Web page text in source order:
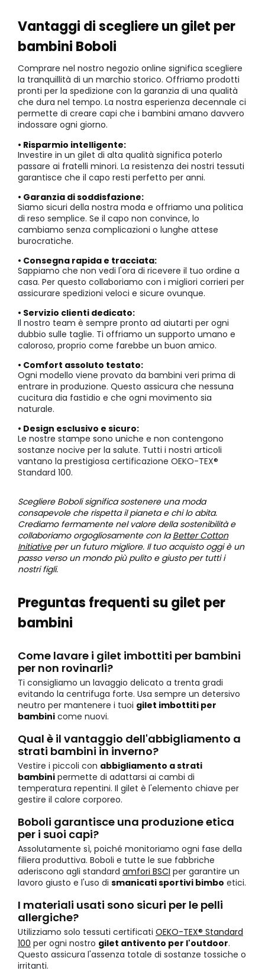
Vantaggi di scegliere un gilet per
bambini Boboli
Comprare nel nostro negozio online significa scegliere
la tranquillità di un marchio storico. Offriamo prodotti
pronti per la spedizione con la garanzia di una qualità
che dura nel tempo. La nostra esperienza decennale ci
permette di creare capi che i bambini amano davvero
indossare ogni giorno.
• Risparmio intelligente:
Investire in un gilet di alta qualità significa poterlo
passare ai fratelli minori. La resistenza dei nostri tessuti
garantisce che il capo resti perfetto per anni.
• Garanzia di soddisfazione:
Siamo sicuri della nostra moda e offriamo una politica
di reso semplice. Se il capo non convince, lo
cambiamo senza complicazioni o lunghe attese
burocratiche.
• Consegna rapida e tracciata:
Sappiamo che non vedi l'ora di ricevere il tuo ordine a
casa. Per questo collaboriamo con i migliori corrieri per
assicurare spedizioni veloci e sicure ovunque.
• Servizio clienti dedicato:
Il nostro team è sempre pronto ad aiutarti per ogni
dubbio sulle taglie. Ti offriamo un supporto umano e
caloroso, proprio come farebbe un buon amico.
• Comfort assoluto testato:
Ogni modello viene provato da bambini veri prima di
entrare in produzione. Questo assicura che nessuna
cucitura dia fastidio e che ogni movimento sia
naturale.
• Design esclusivo e sicuro:
Le nostre stampe sono uniche e non contengono
sostanze nocive per la salute. Tutti i nostri articoli
vantano la prestigiosa certificazione OEKO-TEX®
Standard 100.
Scegliere Boboli significa sostenere una moda
consapevole che rispetta il pianeta e chi lo abita.
Crediamo fermamente nel valore della sostenibilità e
collaboriamo orgogliosamente con laBetter Cotton
Initiativeper un futuro migliore. Il tuo acquisto oggi è un
passo verso un mondo più pulito e giusto per tutti i
nostri figli.
Preguntas frequenti su gilet per
bambini
Come lavare i gilet imbottiti per bambini
per non rovinarli?
Ti consigliamo un lavaggio delicato a trenta gradi
evitando la centrifuga forte. Usa sempre un detersivo
neutro per mantenere i tuoi gilet imbottiti per
bambini come nuovi.
Qual è il vantaggio dell'abbigliamento a
strati bambini in inverno?
Vestire i piccoli con abbigliamento a strati
bambini permette di adattarsi ai cambi di
temperatura repentini. Il gilet è l'elemento chiave per
gestire il calore corporeo.
Boboli garantisce una produzione etica
per i suoi capi?
Assolutamente sì, poiché monitoriamo ogni fase della
filiera produttiva. Boboli e tutte le sue fabbriche
aderiscono agli standard amfori BSCI per garantire un
lavoro giusto e l'uso di smanicati sportivi bimbo etici.
I materiali usati sono sicuri per le pelli
allergiche?
Utilizziamo solo tessuti certificati OEKO-TEX® Standard
100 per ogni nostro gilet antivento per l'outdoor.
Questo assicura l'assenza totale di sostanze tossiche o
irritanti.